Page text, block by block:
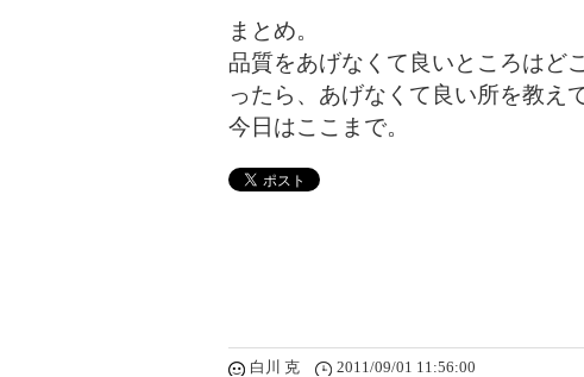
まとめ。
品質をあげなくて良いところはど
ったら、あげなくて良い所を教え
今日はここまで。
白川 克 2011/09/01 11:56:00